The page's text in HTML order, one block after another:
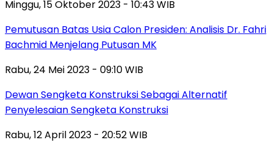
Minggu, 15 Oktober 2023 - 10:43 WIB
Pemutusan Batas Usia Calon Presiden: Analisis Dr. Fahri
Bachmid Menjelang Putusan MK
Rabu, 24 Mei 2023 - 09:10 WIB
Dewan Sengketa Konstruksi Sebagai Alternatif
Penyelesaian Sengketa Konstruksi
Rabu, 12 April 2023 - 20:52 WIB